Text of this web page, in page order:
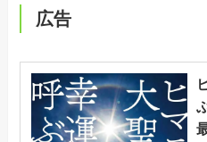
広告